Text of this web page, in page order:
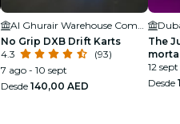
No Grip DXB Drift Karts
4.3
(93)
7 ago - 10 sept
Desde 140,00 AED
The
12 sept
Desde